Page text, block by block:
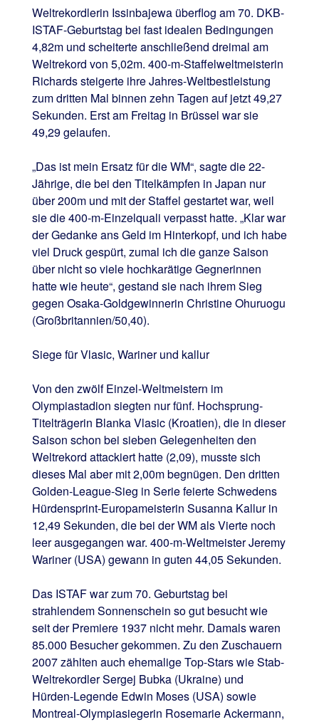
Weltrekordlerin Issinbajewa überflog am 70. DKB-
ISTAF-Geburtstag bei fast idealen Bedingungen
4,82m und scheiterte anschließend dreimal am
Weltrekord von 5,02m. 400-m-Staffelweltmeisterin
Richards steigerte ihre Jahres-Weltbestleistung
zum dritten Mal binnen zehn Tagen auf jetzt 49,27
Sekunden. Erst am Freitag in Brüssel war sie
49,29 gelaufen.
„Das ist mein Ersatz für die WM“, sagte die 22-
Jährige, die bei den Titelkämpfen in Japan nur
über 200m und mit der Staffel gestartet war, weil
sie die 400-m-Einzelquali verpasst hatte. „Klar war
der Gedanke ans Geld im Hinterkopf, und ich habe
viel Druck gespürt, zumal ich die ganze Saison
über nicht so viele hochkarätige Gegnerinnen
hatte wie heute“, gestand sie nach ihrem Sieg
gegen Osaka-Goldgewinnerin Christine Ohuruogu
(Großbritannien/50,40).
Siege für Vlasic, Wariner und kallur
Von den zwölf Einzel-Weltmeistern im
Olympiastadion siegten nur fünf. Hochsprung-
Titelträgerin Blanka Vlasic (Kroatien), die in dieser
Saison schon bei sieben Gelegenheiten den
Weltrekord attackiert hatte (2,09), musste sich
dieses Mal aber mit 2,00m begnügen. Den dritten
Golden-League-Sieg in Serie feierte Schwedens
Hürdensprint-Europameisterin Susanna Kallur in
12,49 Sekunden, die bei der WM als Vierte noch
leer ausgegangen war. 400-m-Weltmeister Jeremy
Wariner (USA) gewann in guten 44,05 Sekunden.
Das ISTAF war zum 70. Geburtstag bei
strahlendem Sonnenschein so gut besucht wie
seit der Premiere 1937 nicht mehr. Damals waren
85.000 Besucher gekommen. Zu den Zuschauern
2007 zählten auch ehemalige Top-Stars wie Stab-
Weltrekordler Sergej Bubka (Ukraine) und
Hürden-Legende Edwin Moses (USA) sowie
Montreal-Olympiasiegerin Rosemarie Ackermann,